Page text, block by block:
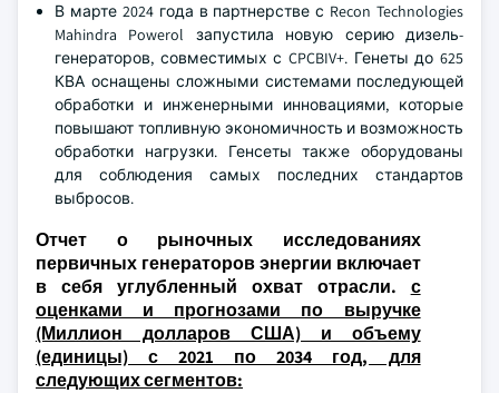
В марте 2024 года в партнерстве с Recon Technologies
Mahindra Powerol запустила новую серию дизель-
генераторов, совместимых с CPCBIV+. Генеты до 625
КВА оснащены сложными системами последующей
обработки и инженерными инновациями, которые
повышают топливную экономичность и возможность
обработки нагрузки. Генсеты также оборудованы
для соблюдения самых последних стандартов
выбросов.
Отчет о рыночных исследованиях
первичных генераторов энергии включает
в себя углубленный охват отрасли. с
оценками и прогнозами по выручке
(Миллион долларов США) и объему
(единицы) с 2021 по 2034 год, для
следующих сегментов: